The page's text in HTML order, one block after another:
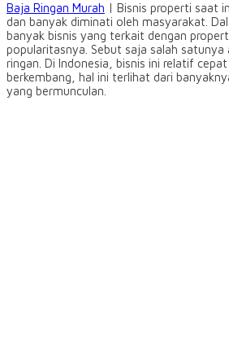
Baja Ringan Murah | Bisnis properti saat
dan banyak diminati oleh masyarakat.
banyak bisnis yang terkait dengan
popularitasnya. Sebut saja salah satunya
ringan. Di Indonesia, bisnis ini relatif
berkembang, hal ini terlihat dari
yang bermunculan.